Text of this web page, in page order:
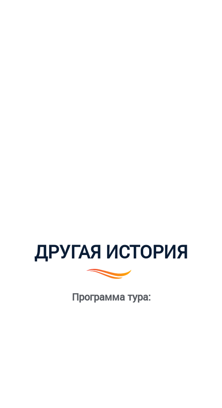
ДРУГАЯ ИСТОРИЯ
Программа тура: